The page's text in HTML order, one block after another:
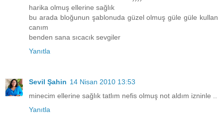
harika olmuş ellerine sağlık
bu arada bloğunun şablonuda güzel olmuş güle güle kullan
canım
benden sana sıcacık sevgiler
Yanıtla
Sevil Şahin 14 Nisan 2010 13:53
minecim ellerine sağlık tatlım nefis olmuş not aldım izninle ..
Yanıtla